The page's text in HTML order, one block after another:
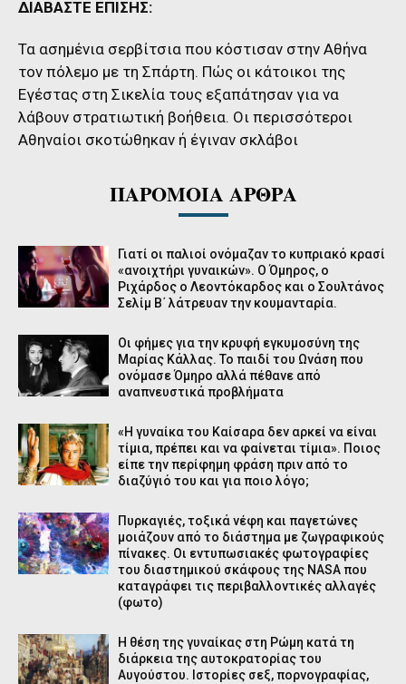
ΔΙΑΒΑΣΤΕ ΕΠΙΣΗΣ:
Τα ασημένια σερβίτσια που κόστισαν στην Αθήνα
τον πόλεμο με τη Σπάρτη. Πώς οι κάτοικοι της
Εγέστας στη Σικελία τους εξαπάτησαν για να
λάβουν στρατιωτική βοήθεια. Οι περισσότεροι
Αθηναίοι σκοτώθηκαν ή έγιναν σκλάβοι
ΠΑΡΟΜΟΙΑ ΑΡΘΡΑ
Γιατί οι παλιοί ονόμαζαν το κυπριακό κρασί
«ανοιχτήρι γυναικών». Ο Όμηρος, ο
Ριχάρδος ο Λεοντόκαρδος και ο Σουλτάνος
Σελίμ Β΄ λάτρευαν την κουμανταρία.
Οι φήμες για την κρυφή εγκυμοσύνη της
Μαρίας Κάλλας. Το παιδί του Ωνάση που
ονόμασε Όμηρο αλλά πέθανε από
αναπνευστικά προβλήματα
«Η γυναίκα του Καίσαρα δεν αρκεί να είναι
τίμια, πρέπει και να φαίνεται τίμια». Ποιος
είπε την περίφημη φράση πριν από το
διαζύγιό του και για ποιο λόγο;
Πυρκαγιές, τοξικά νέφη και παγετώνες
μοιάζουν από το διάστημα με ζωγραφικούς
πίνακες. Οι εντυπωσιακές φωτογραφίες
του διαστημικού σκάφους της NASA που
καταγράφει τις περιβαλλοντικές αλλαγές
(φωτο)
Η θέση της γυναίκας στη Ρώμη κατά τη
διάρκεια της αυτοκρατορίας του
Αυγούστου. Ιστορίες σεξ, πορνογραφίας,